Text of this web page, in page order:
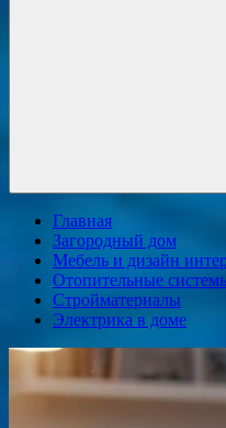
Главная
Загородный дом
Мебель и дизайн
Отопительные
Стройматериалы
Электрика в доме